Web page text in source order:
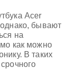
Acer
бывают
на
как можно
В таких